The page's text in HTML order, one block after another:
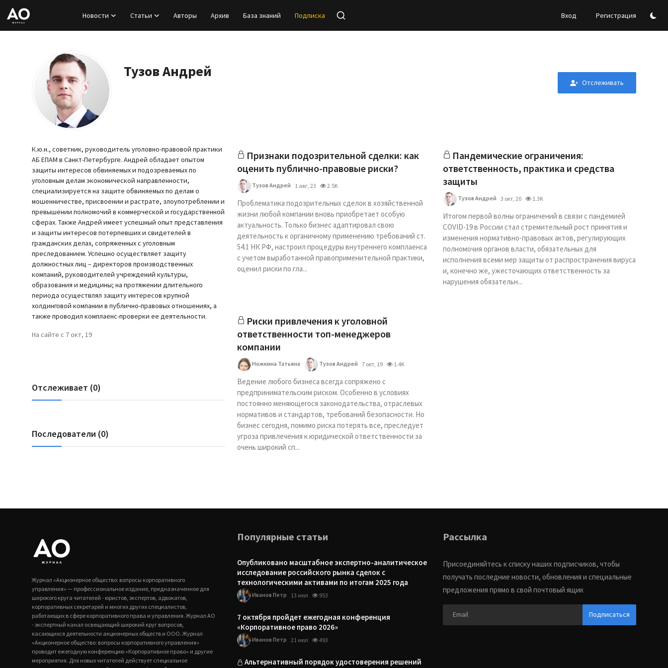
Новости Статьи Авторы Архив База знаний Подписка Вход Регистрация
Регистрация
База знаний
Подписка
Тузов Андрей
Отслеживать
К.ю.н., советник, руководитель уголовно-правовой практики
АБ ЕПАМ в Санкт-Петербурге. Андрей обладает опытом
защиты интересов обвиняемых и подозреваемых по
уголовным делам экономической направленности,
специализируется на защите обвиняемых по делам о
мошенничестве, присвоении и растрате, злоупотреблении и
превышении полномочий в коммерческой и государственной
сферах. Также Андрей имеет успешный опыт представления
и защиты интересов потерпевших и свидетелей в
гражданских делах, сопряженных с уголовным
преследованием. Успешно осуществляет защиту
должностных лиц – директоров производственных
компаний, руководителей учреждений культуры,
образования и медицины; на протяжении длительного
периода осуществлял защиту интересов крупной
холдинговой компании в публично-правовых отношениях, а
также проводил комплаенс-проверки ее деятельности.
На сайте с 7 окт, 19
Отслеживает (0)
Последователи (0)
Признаки подозрительной сделки: как
оценить публично-правовые риски?
Тузов Андрей 1 авг, 23 2.5K
Проблематика подозрительных сделок в хозяйственной
жизни любой компании вновь приобретает особую
актуальность. Только бизнес адаптировал свою
деятельность к органичному применению требований ст.
54.1 НК РФ, настроил процедуры внутреннего комплаенса
с учетом выработанной правоприменительной практики,
оценил риски по гла...
Пандемические ограничения:
ответственность, практика и средства
защиты
Тузов Андрей 3 окт, 20 1.3K
Итогом первой волны ограничений в связи с пандемией
COVID-19 в России стал стремительный рост принятия и
изменения нормативно-правовых актов, регулирующих
полномочия органов власти, обязательных для
исполнения всеми мер защиты от распространения вируса
и, конечно же, ужесточающих ответственность за
нарушения обязательн...
Риски привлечения к уголовной
ответственности топ-менеджеров
компании
Ножкина Татьяна Тузов Андрей 7 окт, 19 1.4K
Ведение любого бизнеса всегда сопряжено с
предпринимательским риском. Особенно в условиях
постоянно меняющегося законодательства, отраслевых
нормативов и стандартов, требований безопасности. Но
бизнес сегодня, помимо риска потерять все, преследует
угроза привлечения к юридической ответственности за
очень широкий сп...
Журнал «Акционерное общество: вопросы корпоративного
управления» — профессиональное издание, предназначенное для
широкого круга читателей - юристов, экспертов, адвокатов,
корпоративных секретарей и многих других специалистов,
работающих в сфере корпоративного права и управления. Журнал АО
- экспертный канал освещающий широкий круг вопросов,
касающихся деятельности акционерных обществ и ООО. Журнал
«Акционерное общество: вопросы корпоративного управления»
проводит ежегодную конференцию «Корпоративное право» и другие
мероприятия. Для новых читателей действует специальное
Популярные статьи
Опубликовано масштабное экспертно-аналитическое
исследование российского рынка сделок с
технологическими активами по итогам 2025 года
Иванов Петр 13 июл 953
7 октября пройдет ежегодная конференция
«Корпоративное право 2026»
Иванов Петр 21 июл 493
Альтернативный порядок удостоверения решений
Рассылка
Присоединяйтесь к списку наших подписчиков, чтобы
получать последние новости, обновления и специальные
предложения прямо в свой почтовый ящик
Подписаться